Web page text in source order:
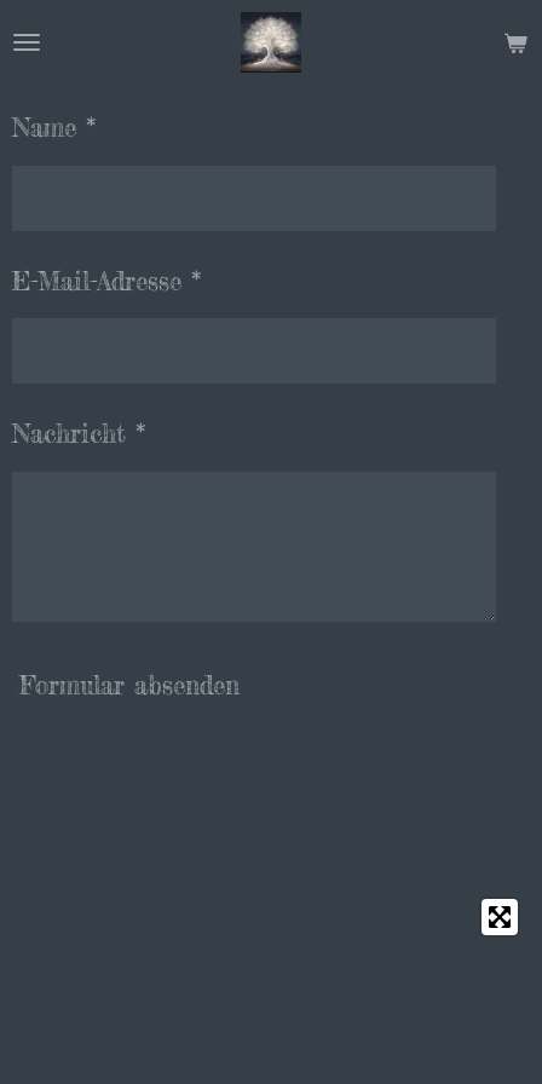
Zum
Name *
E-Mail-Adresse *
Nachricht *
Formular absenden